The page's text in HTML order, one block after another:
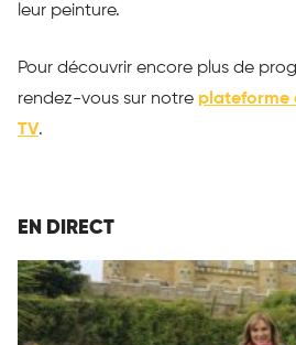
leur peinture.
Pour découvrir encore plus de
rendez-vous sur notre plateforme
TV.
EN DIRECT